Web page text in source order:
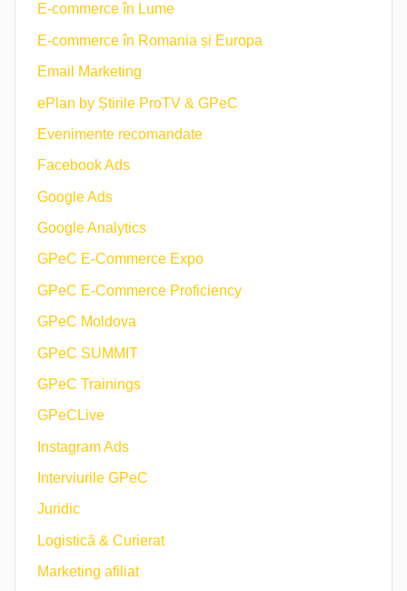
E-commerce în Lume
E-commerce în Romania și Europa
Email Marketing
ePlan by Știrile ProTV & GPeC
Evenimente recomandate
Facebook Ads
Google Ads
Google Analytics
GPeC E-Commerce Expo
GPeC E-Commerce Proficiency
GPeC Moldova
GPeC SUMMIT
GPeC Trainings
GPeCLive
Instagram Ads
Interviurile GPeC
Juridic
Logistică & Curierat
Marketing afiliat